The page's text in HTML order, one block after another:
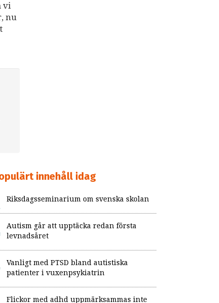
vi
nu
innehåll idag
Riksdagsseminarium om svenska skolan
Autism går att upptäcka redan första
levnadsåret
Vanligt med PTSD bland autistiska
patienter i vuxenpsykiatrin
Flickor med adhd uppmärksammas inte